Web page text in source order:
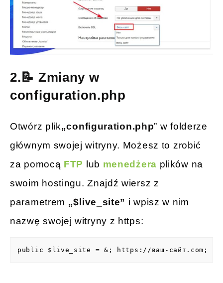
2.📝 Zmiany w
configuration.php
Otwórz plik„configuration.php” w folderze
głównym swojej witryny. Możesz to zrobić
za pomocą FTP lub menedżera plików na
swoim hostingu. Znajdź wiersz z
parametrem „$live_site” i wpisz w nim
nazwę swojej witryny z https:
public $live_site = &; https://ваш-сайт.com;